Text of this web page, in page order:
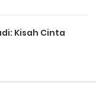
Kisah Cinta